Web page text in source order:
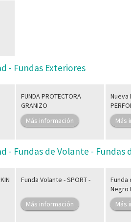
- Fundas Exteriores
FUNDA PROTECTORA
GRANIZO
Más información
Nueva
Más
- Fundas de Volante - Fundas
Funda Volante - SPORT -
Más información
Funda
Negro
Más